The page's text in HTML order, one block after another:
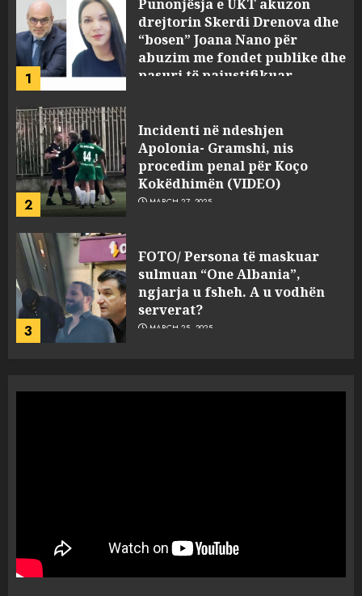
1
Punonjësja e UKT akuzon
drejtorin Skerdi Drenova dhe
“bosen” Joana Nano për
abuzim me fondet publike dhe
pasuri të pajustifikuar
2
Incidenti në ndeshjen
Apolonia- Gramshi, nis
procedim penal për Koço
Kokëdhimën (VIDEO)
MARCH 27, 2025
3
FOTO/ Persona të maskuar
sulmuan “One Albania”,
ngjarja u fsheh. A u vodhën
serverat?
MARCH 25, 2025
5
dëshmia e Nuredin Dumanit
flet për PERSONAT që e
plagosën!